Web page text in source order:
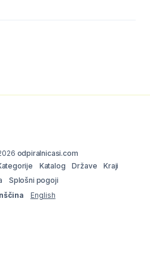
odpiralnicasi.com
Katalog Države
Kraji
Splošni pogoji
English